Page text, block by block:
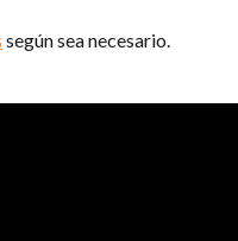
según sea necesario.